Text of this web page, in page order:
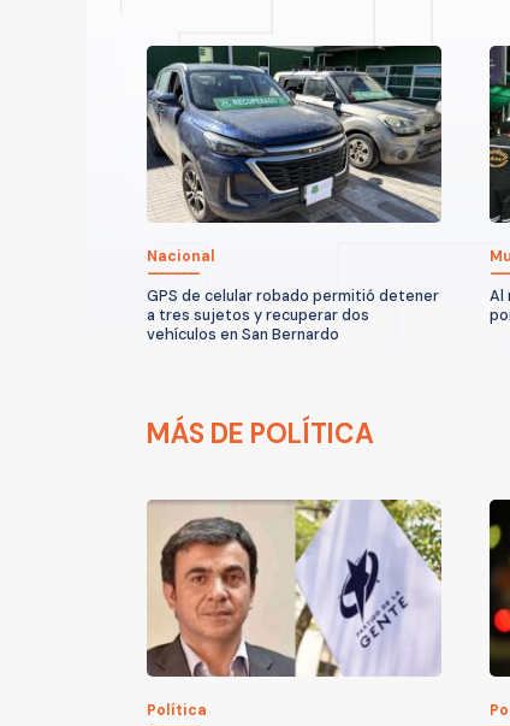
Nacional
GPS de celular robado permitió detener
a tres sujetos y recuperar dos
vehículos en San Bernardo
Al
MÁS DE POLÍTICA
Política